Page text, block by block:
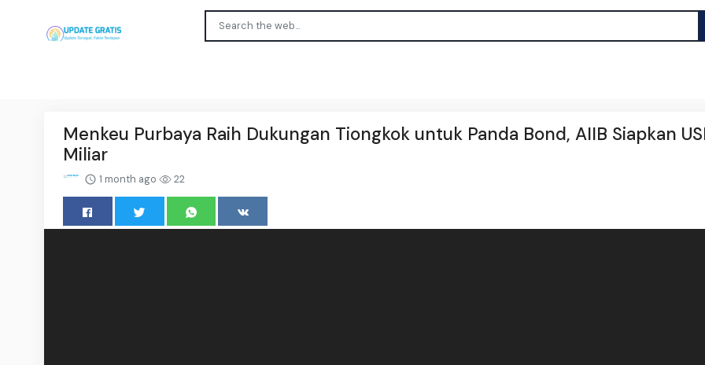
Menkeu Purbaya Raih Dukungan Tiongkok untuk Panda Bond, AIIB Siapkan
Miliar
1 month ago 22